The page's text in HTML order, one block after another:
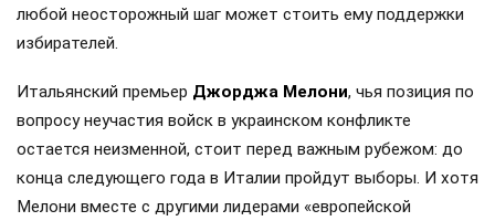
любой неосторожный шаг может стоить ему поддержки
избирателей.
Итальянский премьер Джорджа Мелони, чья позиция по
вопросу неучастия войск в украинском конфликте
остается неизменной, стоит перед важным рубежом: до
конца следующего года в Италии пройдут выборы. И хотя
Мелони вместе с другими лидерами «европейской